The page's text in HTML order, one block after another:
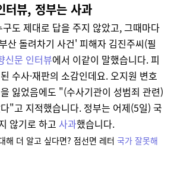
터뷰, 정부는 사과
도 제대로 답을 주지 않았고, 그때마다
산 돌려차기 사건' 피해자 김진주씨(필
신문 인터뷰에서 이같이 말했습니다. 피
수사·재판의 소감인데요. 오지원 변호
잃었음에도 "(수사기관이 성범죄 관련)
"고 지적했습니다. 정부는 어제(5일) 국
않기로 하고 사과했습니다.
더 알고 싶다면? 점선면 레터 국가 잘못해